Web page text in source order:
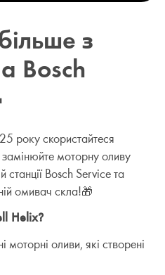
з
Bosch
року скористайтеся
моторну оливу
Bosch Service та
омивач скла!🎁
Helix?
моторні оливи, які створені